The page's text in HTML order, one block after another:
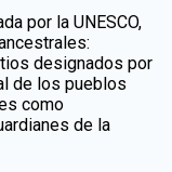
por la UNESCO,
designados por
de los pueblos
como
de la